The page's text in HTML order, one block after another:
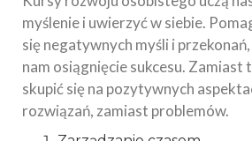
myślenie i uwierzyć w siebie.
się negatywnych myśli i
nam osiągnięcie sukcesu. Zamiast
skupić się na pozytywnych
rozwiązań, zamiast problemów.